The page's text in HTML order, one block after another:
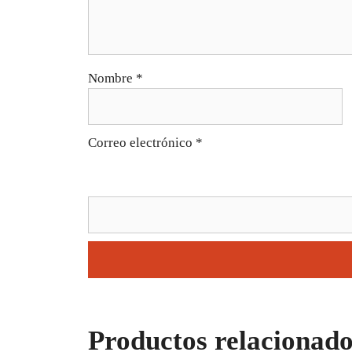
Nombre *
Correo electrónico *
Productos